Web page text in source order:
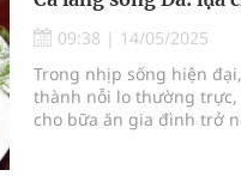
liệu
phòng ngừa ung thư
Chống Đông Máu Của
Phân Tử
09:38 | 14/05/2025
Trong nhịp sống hiện
thành nỗi lo thường trực,
cho bữa ăn gia đình trở